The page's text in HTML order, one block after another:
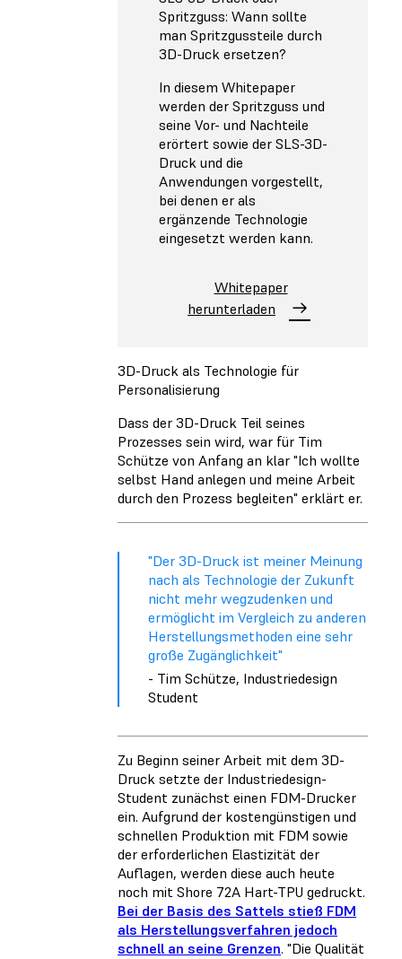
Spritzguss: Wann sollte
man Spritzgussteile durch
3D-Druck ersetzen?
In diesem Whitepaper
werden der Spritzguss und
seine Vor- und Nachteile
erörtert sowie der SLS-3D-
Druck und die
Anwendungen vorgestellt,
bei denen er als
ergänzende Technologie
eingesetzt werden kann.
Whitepaper
herunterladen
3D-Druck als Technologie für
Personalisierung
Dass der 3D-Druck Teil seines
Prozesses sein wird, war für Tim
Schütze von Anfang an klar "Ich wollte
selbst Hand anlegen und meine Arbeit
durch den Prozess begleiten" erklärt er.
"Der 3D-Druck ist meiner Meinung
nach als Technologie der Zukunft
nicht mehr wegzudenken und
ermöglicht im Vergleich zu anderen
Herstellungsmethoden eine sehr
große Zugänglichkeit"
- Tim Schütze, Industriedesign
Student
Zu Beginn seiner Arbeit mit dem 3D-
Druck setzte der Industriedesign-
Student zunächst einen FDM-Drucker
ein. Aufgrund der kostengünstigen und
schnellen Produktion mit FDM sowie
der erforderlichen Elastizität der
Auflagen, werden diese auch heute
noch mit Shore 72A Hart-TPU gedruckt.
Bei der Basis des Sattels stieß FDM
als Herstellungsverfahren jedoch
schnell an seine Grenzen. "Die Qualität